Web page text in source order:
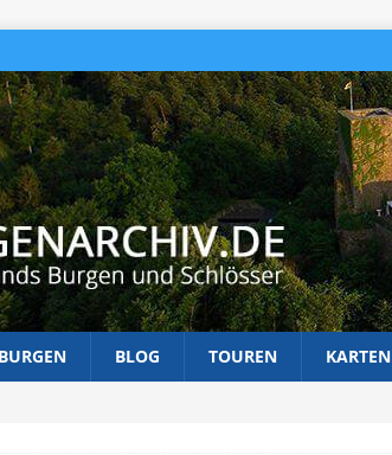
BURGEN BLOG TOUREN KARTEN